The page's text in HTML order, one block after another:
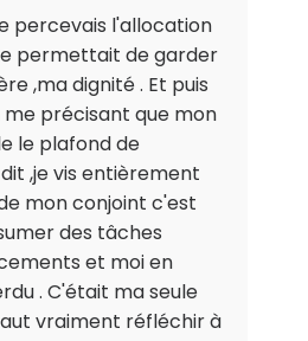
percevais l'allocation
permettait de garder
,ma dignité . Et puis
précisant que mon
le plafond de
,je vis entièrement
mon conjoint c'est
des tâches
et moi en
. C'était ma seule
vraiment réfléchir à